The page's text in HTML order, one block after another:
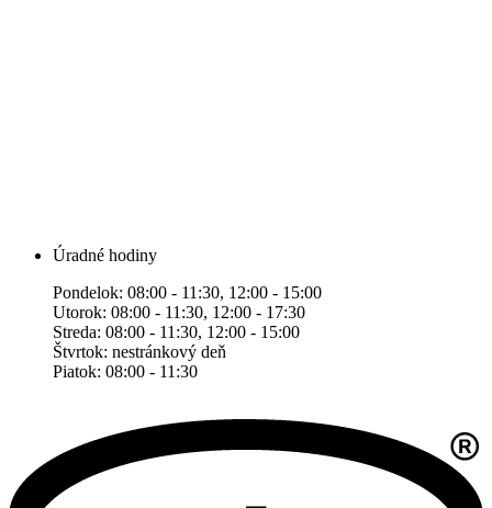
Úradné hodiny
Pondelok: 08:00 - 11:30, 12:00 - 15:00
Utorok: 08:00 - 11:30, 12:00 - 17:30
Streda: 08:00 - 11:30, 12:00 - 15:00
Štvrtok: nestránkový deň
Piatok: 08:00 - 11:30